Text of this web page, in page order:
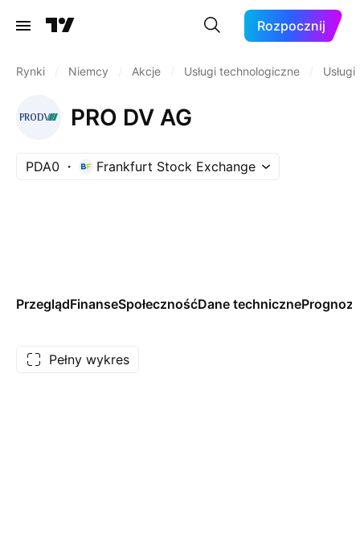
Rozpocznij
Rynki Niemcy Akcje Usługi technologiczne
PRO DV AG
PDA0 Frankfurt Stock Exchange
PrzeglądFinanseSpołecznośćDane technicznePrognozy
Pełny wykres